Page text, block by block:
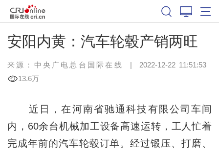
安阳内黄：汽车轮毂产销两旺
来源：中央广电总台国际在线 | 2022-12-22 11:51:53
13.6万
近日，在河南省驰通科技有限公司车间
内，60余台机械加工设备高速运转，工人忙着
完成年前的汽车轮毂订单。经过锻压、打磨、